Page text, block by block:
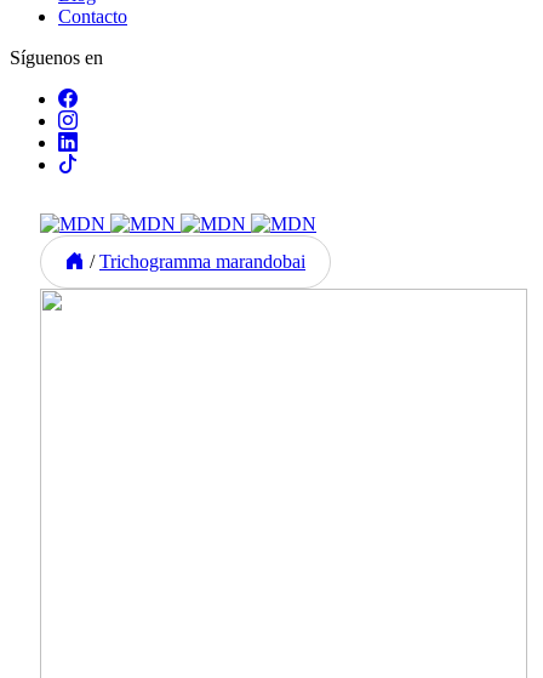
Contacto
Síguenos en
/ Trichogramma marandobai